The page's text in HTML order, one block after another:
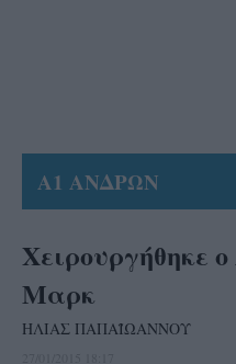
Α1 ΑΝΔΡΩΝ
Χειρουργήθηκε
Μαρκ
ΗΛΙΑΣ ΠΑΠΑΪΩΑΝΝΟΥ